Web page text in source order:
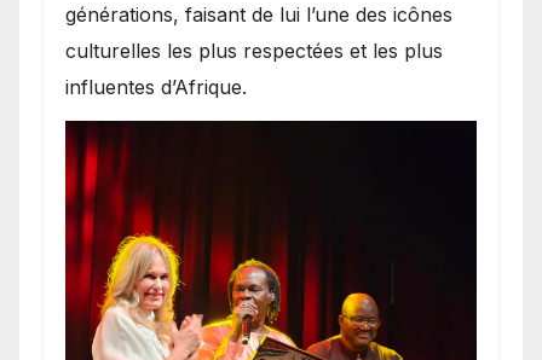
générations, faisant de lui l’une des icônes
culturelles les plus respectées et les plus
influentes d’Afrique.